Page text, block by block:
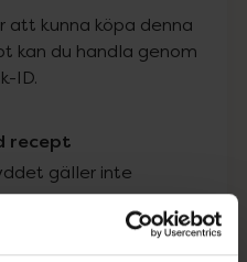
att kunna köpa denna
kan du handla genom
ID.
recept
gäller inte
kr